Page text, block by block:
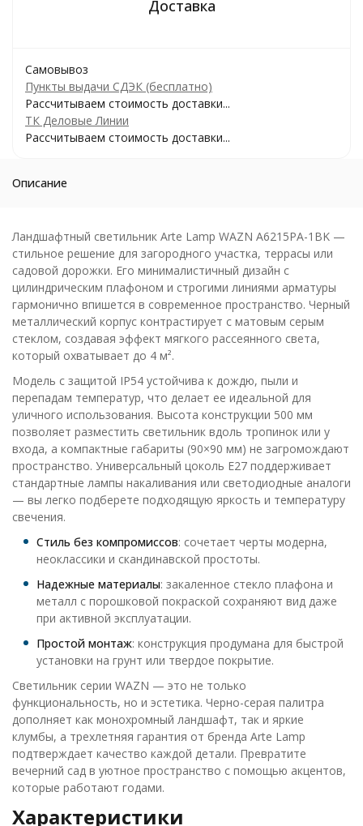
Самовывоз
Пункты выдачи СДЭК (бесплатно)
Рассчитываем стоимость доставки...
ТК Деловые Линии
Рассчитываем стоимость доставки...
Описание
Ландшафтный светильник Arte Lamp WAZN A6215PA-1BK —
стильное решение для загородного участка, террасы или
садовой дорожки. Его минималистичный дизайн с
цилиндрическим плафоном и строгими линиями арматуры
гармонично впишется в современное пространство. Черный
металлический корпус контрастирует с матовым серым
стеклом, создавая эффект мягкого рассеянного света,
который охватывает до 4 м².
Модель с защитой IP54 устойчива к дождю, пыли и
перепадам температур, что делает ее идеальной для
уличного использования. Высота конструкции 500 мм
позволяет разместить светильник вдоль тропинок или у
входа, а компактные габариты (90×90 мм) не загромождают
пространство. Универсальный цоколь E27 поддерживает
стандартные лампы накаливания или светодиодные аналоги
— вы легко подберете подходящую яркость и температуру
свечения.
Стиль без компромиссов: сочетает черты модерна,
неоклассики и скандинавской простоты.
Надежные материалы: закаленное стекло плафона и
металл с порошковой покраской сохраняют вид даже
при активной эксплуатации.
Простой монтаж: конструкция продумана для быстрой
установки на грунт или твердое покрытие.
Светильник серии WAZN — это не только
функциональность, но и эстетика. Черно-серая палитра
дополняет как монохромный ландшафт, так и яркие
клумбы, а трехлетняя гарантия от бренда Arte Lamp
подтверждает качество каждой детали. Превратите
вечерний сад в уютное пространство с помощью акцентов,
которые работают годами.
Характеристики